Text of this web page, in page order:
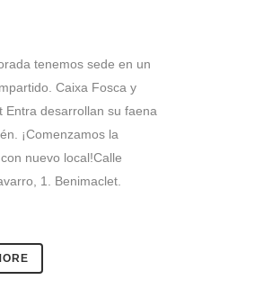
tenemos sede en un
Caixa Fosca y
Entra desarrollan su faena
¡Comenzamos la
nuevo local!Calle
1. Benimaclet.